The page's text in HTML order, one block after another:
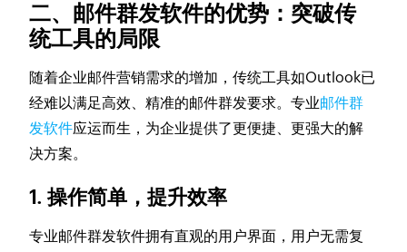
二、邮件群发软件的优势：突破传
统工具的局限
随着企业邮件营销需求的增加，传统工具如Outlook已
经难以满足高效、精准的邮件群发要求。专业邮件群
发软件应运而生，为企业提供了更便捷、更强大的解
决方案。
1. 操作简单，提升效率
专业邮件群发软件拥有直观的用户界面，用户无需复